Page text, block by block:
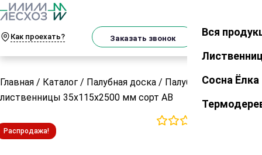
Как проехать? Заказать звонок Закрыть
Вся
Сосна Ёлка
Главная / Каталог / Палубная доска / Палубная доска из
лиственницы 35х115х2500 мм сорт АВ
Распродажа!